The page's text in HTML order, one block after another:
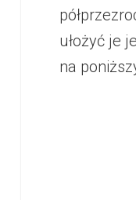
ułożyć je
na